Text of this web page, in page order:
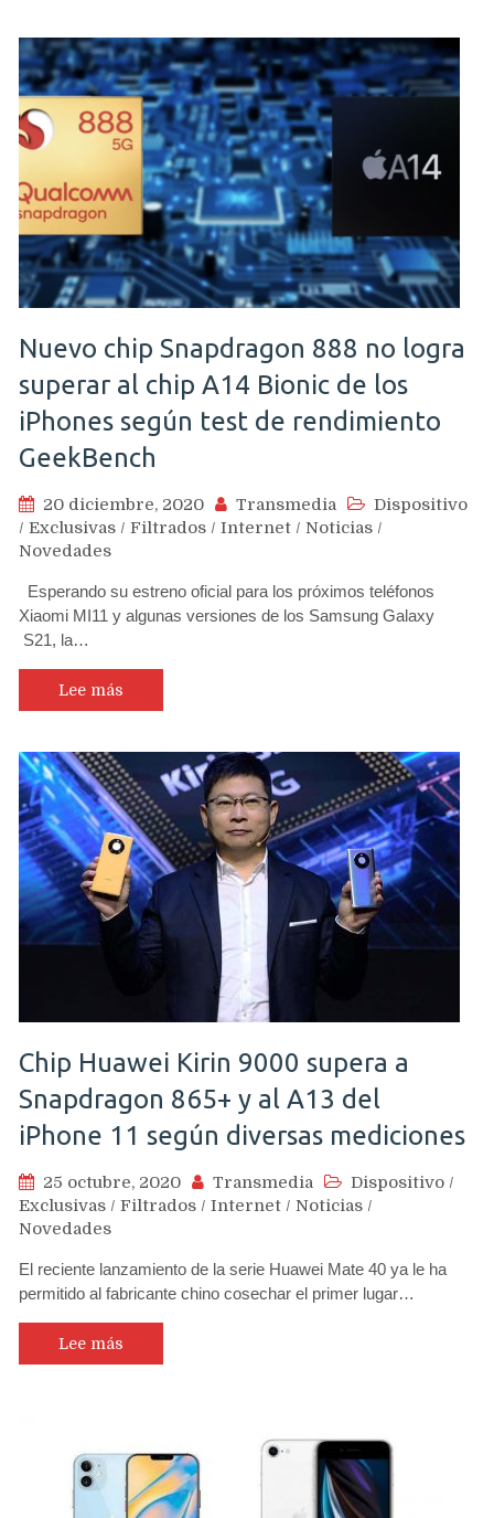
Nuevo chip Snapdragon 888 no logra
superar al chip A14 Bionic de los
iPhones según test de rendimiento
GeekBench
20 diciembre, 2020 Transmedia
Dispositivo
/ Exclusivas / Filtrados / Internet / Noticias /
Novedades
Esperando su estreno oficial para los próximos teléfonos
Xiaomi MI11 y algunas versiones de los Samsung Galaxy
S21, la…
Lee más
Chip Huawei Kirin 9000 supera a
Snapdragon 865+ y al A13 del
iPhone 11 según diversas mediciones
25 octubre, 2020 Transmedia Dispositivo /
Exclusivas / Filtrados / Internet / Noticias /
Novedades
El reciente lanzamiento de la serie Huawei Mate 40 ya le ha
permitido al fabricante chino cosechar el primer lugar…
Lee más